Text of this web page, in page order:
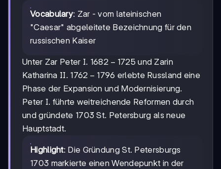
Vocabulary: Zar - vom lateinischen
"Caesar" abgeleitete Bezeichnung für den
russischen Kaiser
Unter Zar Peter I. 1682-
1725
1682 − 1725 und Zarin
Katharina II. 1762-
1796
1762 − 1796 erlebte Russland eine
Phase der Expansion und Modernisierung.
Peter I. führte weitreichende Reformen durch
und gründete 1703 St. Petersburg als neue
Hauptstadt.
Highlight: Die Gründung St. Petersburgs
1703 markierte einen Wendepunkt in der